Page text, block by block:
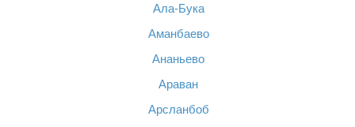
Ала-Бука
Аманбаево
Ананьево
Араван
Арсланбоб